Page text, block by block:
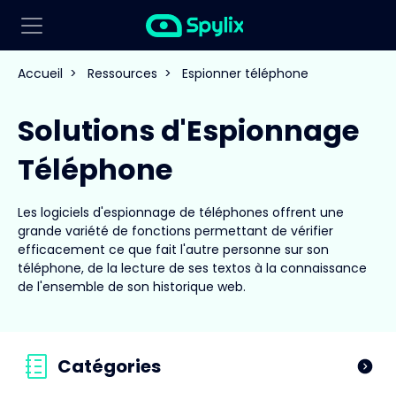
Accueil > Ressources > Espionner téléphone
Solutions d'Espionnage
Téléphone
Les logiciels d'espionnage de téléphones offrent une
grande variété de fonctions permettant de vérifier
efficacement ce que fait l'autre personne sur son
téléphone, de la lecture de ses textos à la connaissance
de l'ensemble de son historique web.
Catégories